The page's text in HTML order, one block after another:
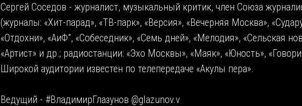
Сергей Соседов - журналист, музыкальный критик, член Союза
(журналы: «Хит-парад», «ТВ-парк», «Версия», «Вечерняя Москва»,
«Отдохни», «АиФ", «Собеседник», «Семь дней», «Мелодия», «Сельская
«Артист» и др.; радиостанции: «Эхо Москвы», «Маяк», «Юность»,
Широкой аудитории известен по телепередаче «Акулы пера».
Ведущий - #ВладимирГлазунов @glazunov.v